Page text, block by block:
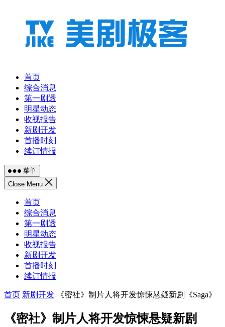
首页
综合消息
第一剧透
明星动态
收视报告
新剧开发
首播时刻
续订情报
菜单
Close Menu
首页
综合消息
第一剧透
明星动态
收视报告
新剧开发
首播时刻
续订情报
首页 新剧开发 《密社》制片人将开发惊悚悬疑新剧《Saga》
《密社》制片人将开发惊悚悬疑新剧